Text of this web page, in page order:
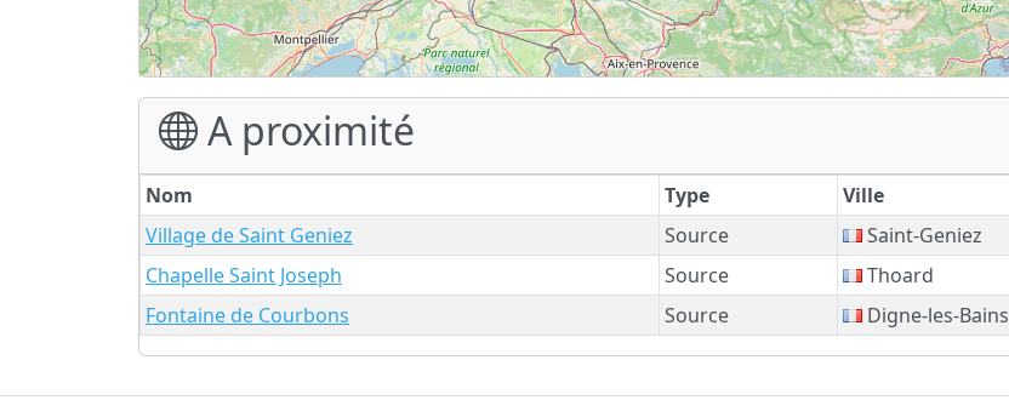
A proximité
Nom Type Ville
Village de Saint Geniez
Source Saint-Geniez
Chapelle Saint Joseph
Source Thoard
Fontaine de Courbons
Source Digne-les-Bains